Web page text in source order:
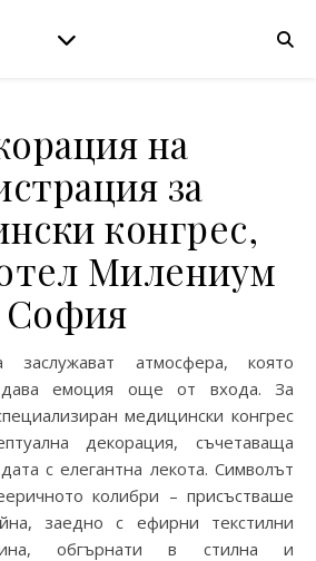
на
за
конгрес,
Милениум
София
емоция още от входа. За
медицински конгрес
декорация, съчетаваща
с елегантна лекота. Символът
колибри – присъстваше
заедно с ефирни текстилни
обгърнати в стилна и